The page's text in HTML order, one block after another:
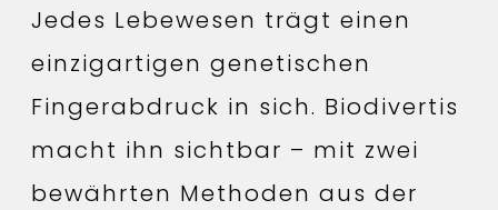
Jedes Lebewesen trägt einen
einzigartigen genetischen
Fingerabdruck in sich. Biodivertis
macht ihn sichtbar – mit zwei
bewährten Methoden aus der